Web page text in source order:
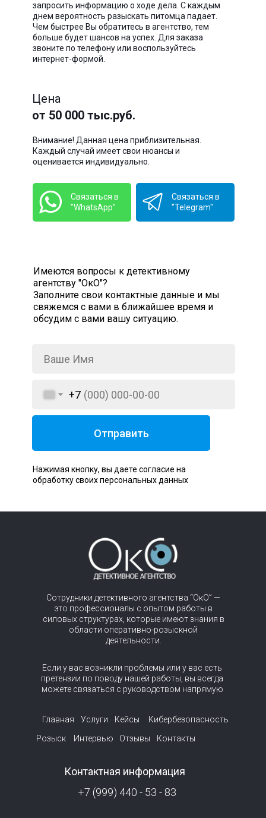
запросить информацию о ходе дела. С каждым
днем вероятность разыскать питомца падает.
Чем быстрее Вы обратитесь в агентство, тем
больше будет шансов на успех. Для заказа
звоните по телефону или воспользуйтесь
интернет-формой.
Цена
от 50 000 тыс.руб.
Связаться в
"WhatsApp"
Связаться в
"Telegram"
Внимание! Данная цена приблизительная.
Каждый случай имеет свои нюансы и
оценивается индивидуально.
Имеются вопросы к детективному
агентству "ОкО"?
Заполните свои контактные данные и мы
свяжемся с вами в ближайшее время и
обсудим с вами вашу ситуацию.
+7
Отправить
Нажимая кнопку, вы даете согласие на
обработку своих персональных данных
Главная Услуги Кейсы
Кибербезопасность
Интервью
Отзывы Контакты
Розыск
+7 (999) 440 - 53 - 83
Сотрудники детективного агентства “ОкО” —
это профессионалы с опытом работы в
силовых структурах, которые имеют знания в
области оперативно-розыскной
деятельности.
Контактная информация
Если у вас возникли проблемы или у вас есть
претензии по поводу нашей работы, вы всегда
можете связаться с руководством напрямую